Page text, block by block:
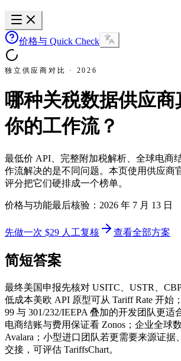
价格与 Quick Check
独立供应商对比 · 2026
哪种关税数据供应商
你的工作流？
最低价 API、完整附加税解析、全球电商
作流解决的是不同问题。本页使用供应商
评分把它们硬排成一个榜单。
价格与功能最后核验：2026 年 7 月 13 日
先做一次 $29 人工复核 查看全部方案
简短答案
最终美国申报先核对 USITC、USTR、
低成本美欧 API 原型可从 Tariff Rate 开始
99 与 301/232/IEEPA 叠加的开发团队更适
电商结账与费用保证看 Zonos；企业全球
Avalara；小型进口团队若更需要来源证据
交接，可评估 TariffsChart。